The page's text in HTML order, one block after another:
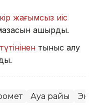
жағымсыз иіс
қашырды.
тыныс алу
Ауа райы